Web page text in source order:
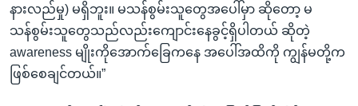
နားလည်မှု) မရှိဘူး။ မသန်စွမ်းသူတွေအပေါ်မှာ ဆိုတော့ မ
သန်စွမ်းသူတွေသည်လည်းကျောင်းနေခွင့်ရှိပါတယ် ဆိုတဲ့
awareness မျိုးကိုအောက်ခြေကနေ အပေါ်အထိကို ကျွန်မတို့က
ဖြစ်စေချင်တယ်။”